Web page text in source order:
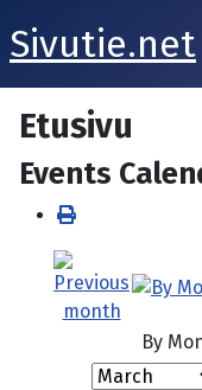
Sivutie.net
Etusivu
Events
By